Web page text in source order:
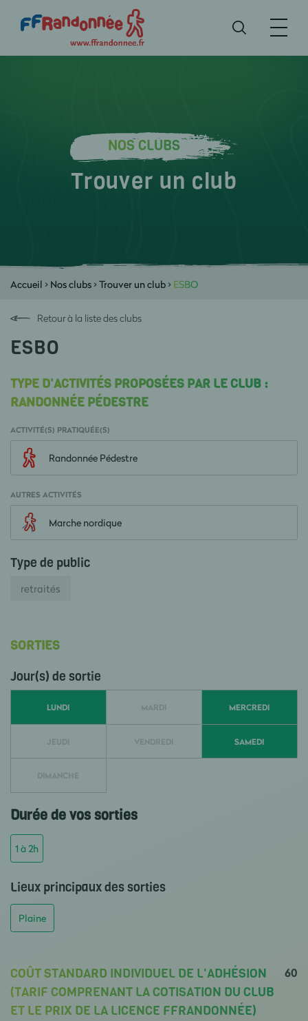
NOS CLUBS
Trouver un club
Accueil > Nos clubs>Trouver un club> ESBO
Retour à la liste des clubs
ESBO
TYPE D'ACTIVITÉS PROPOSÉES PAR LE CLUB :
RANDONNÉE PÉDESTRE
ACTIVITÉ(S) PRATIQUÉE(S)
Randonnée Pédestre
AUTRES ACTIVITÉS
Marche nordique
Type de public
retraités
SORTIES
Jour(s) de sortie
LUNDI MARDI MERCREDI
JEUDI VENDREDI SAMEDI
DIMANCHE
Durée de vos sorties
1 à 2h
Lieux principaux des sorties
Plaine
COÛT STANDARD INDIVIDUEL DE L'ADHÉSION
(TARIF COMPRENANT LA COTISATION DU CLUB
ET LE PRIX DE LA LICENCE FFRANDONNÉE)
60